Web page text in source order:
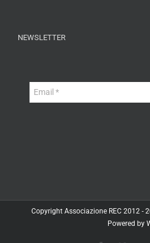
NEWSLETTER
Copyright Associazione REC2012 -
Powered by